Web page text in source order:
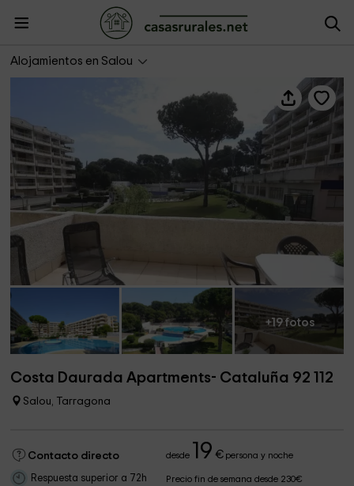
Alojamientos en Salou
Costa Daurada Apartments- Cataluña 92 112
+19 fotos
Costa Daurada Apartments- Cataluña 92 112
Salou, Tarragona
Contacto directo desde 19 €persona y noche
Respuesta superior a 72h Precio fin de semana desde 230€